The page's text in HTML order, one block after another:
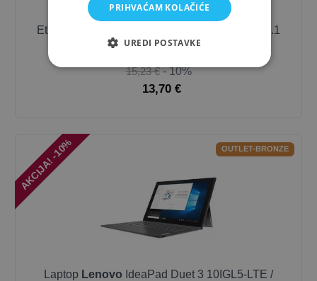
Etui za laptop Dicota Smart Sleeve ONE 14-14.1
inches
15,23 € - 10%
13,70 €
AKCIJA! -10% OUTLET-BRONZE
Laptop Lenovo IdeaPad Duet 3 10IGL5-LTE /
PRIHVAĆAM KOLAČIĆE
UREDI POSTAVKE